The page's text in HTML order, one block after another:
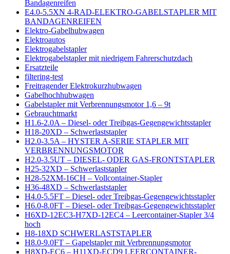
Bandagenreifen
E4.0-5.5XN 4-RAD-ELEKTRO-GABELSTAPLER MIT
BANDAGENREIFEN
Elektro-Gabelhubwagen
Elektroautos
Elektrogabelstapler
Elektrogabelstapler mit niedrigem Fahrerschutzdach
Ersatzteile
filtering-test
Freitragender Elektrokurzhubwagen
Gabelhochhubwagen
Gabelstapler mit Verbrennungsmotor 1,6 – 9t
Gebrauchtmarkt
H1.6-2.0A – Diesel- oder Treibgas-Gegengewichtsstapler
H18-20XD – Schwerlaststapler
H2.0-3.5A – HYSTER A-SERIE STAPLER MIT
VERBRENNUNGSMOTOR
H2.0-3.5UT – DIESEL- ODER GAS-FRONTSTAPLER
H25-32XD – Schwerlaststapler
H28-52XM-16CH – Vollcontainer-Stapler
H36-48XD – Schwerlaststapler
H4.0-5.5FT – Diesel- oder Treibgas-Gegengewichtsstapler
H6.0-8.0FT – Diesel- oder Treibgas-Gegengewichtsstapler
H6XD-12EC3-H7XD-12EC4 – Leercontainer-Stapler 3/4
hoch
H8-18XD SCHWERLASTSTAPLER
H8.0-9.0FT – Gapelstapler mit Verbrennungsmotor
H8XD-EC6 – H11XD-ECD9 LEERCONTAINER-